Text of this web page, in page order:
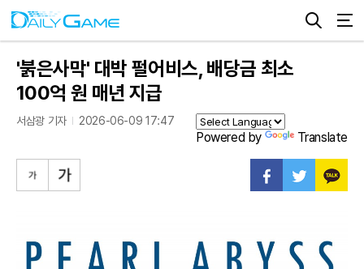
'붉은사막' 대박 펄어비스, 배당금 최소
100억 원 매년 지급
서삼광 기자 2026-06-09 17:47
Powered by Translate